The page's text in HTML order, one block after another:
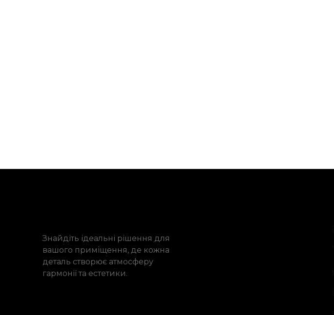
Знайдіть ідеальні рішення для
вашого приміщення, де кожна
деталь створює атмосферу
гармонії та естетики.